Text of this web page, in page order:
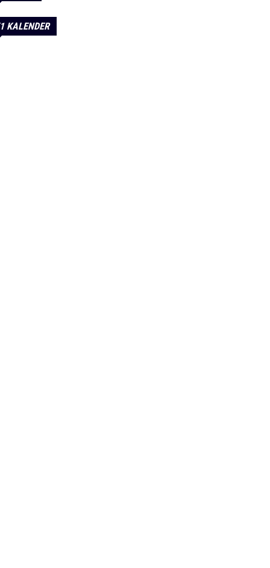
KALENDER